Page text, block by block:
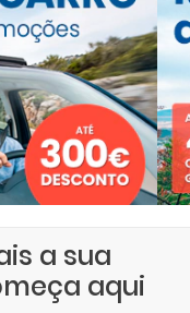
a sua
aqui